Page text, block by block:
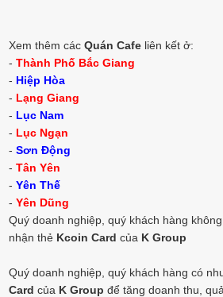
Xem thêm các Quán Cafe liên kết ở:
- Thành Phố Bắc Giang
- Hiệp Hòa
- Lạng Giang
- Lục Nam
- Lục Ngạn
- Sơn Động
- Tân Yên
- Yên Thế
- Yên Dũng
Quý doanh nghiệp, quý khách hàng
nhận thẻ Kcoin Card của K Group
Quý doanh nghiệp, quý khách hàng có
Card của K Group để tăng doanh thu,